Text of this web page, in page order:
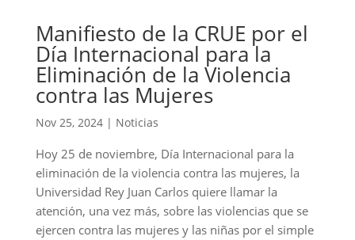
Manifiesto de la CRUE por el
Día Internacional para la
Eliminación de la Violencia
contra las Mujeres
Nov 25, 2024| Noticias
Hoy 25 de noviembre, Día Internacional para la
eliminación de la violencia contra las mujeres, la
Universidad Rey Juan Carlos quiere llamar la
atención, una vez más, sobre las violencias que se
ejercen contra las mujeres y las niñas por el simple